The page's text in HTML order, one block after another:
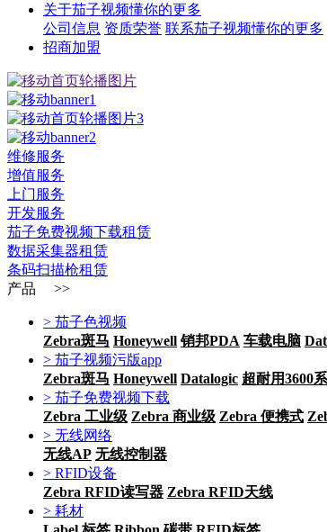
关于茄子视频懂你的更多
公司信息 资质荣誉 联系茄子视频懂你的更多
招商加盟
维修服务
增值服务
上门服务
开发服务
茄子免费视频下载租赁
数据采集器租赁
条码扫描枪租赁
产品 >>
> 茄子色视频
Zebra斑马 Honeywell 销邦PDA 车载电脑
> 茄子视频污版app
Zebra斑马 Honeywell Datalogic 超耐用3600
> 茄子免费视频下载
Zebra 工业级 Zebra 商业级 Zebra 便携式
> 无线网络
无线AP 无线控制器
> RFID设备
Zebra RFID读写器 Zebra RFID天线
> 耗材